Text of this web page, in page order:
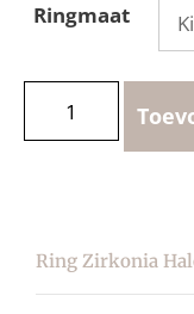
Ringmaat
Ring Zirkonia